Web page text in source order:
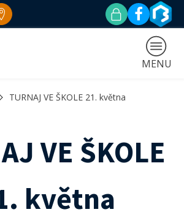
MENU
TURNAJ VE ŠKOLE 21. května
VE ŠKOLE
května